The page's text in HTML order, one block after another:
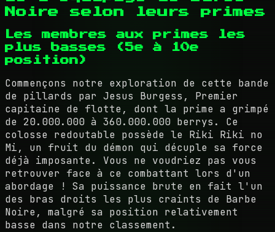
Noire selon leurs primes
Les membres aux primes les
plus basses (5e à 10e
position)
Commençons notre exploration de cette bande
de pillards par Jesus Burgess, Premier
capitaine de flotte, dont la prime a grimpé
de 20.000.000 à 360.000.000 berrys. Ce
colosse redoutable possède le Riki Riki no
Mi, un fruit du démon qui décuple sa force
déjà imposante. Vous ne voudriez pas vous
retrouver face à ce combattant lors d'un
abordage ! Sa puissance brute en fait l'un
des bras droits les plus craints de Barbe
Noire, malgré sa position relativement
basse dans notre classement.